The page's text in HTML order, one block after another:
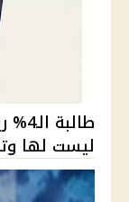
ليست لها